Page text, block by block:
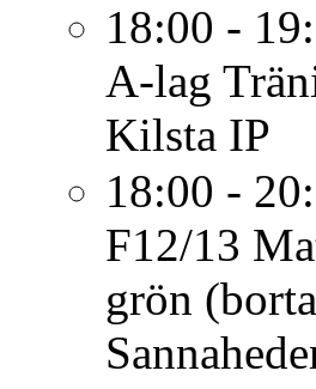
18:00 -
A-lag
Kilsta IP
18:00 -
F12/13
grön